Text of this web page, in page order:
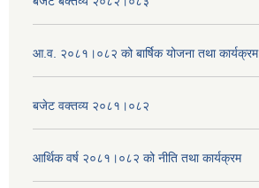
आ.व. २०८१।०८२ को बार्षिक योजना तथा कार्यक्रम
बजेट वक्तव्य २०८१।०८२
आर्थिक वर्ष २०८१।०८२ को नीति तथा कार्यक्रम